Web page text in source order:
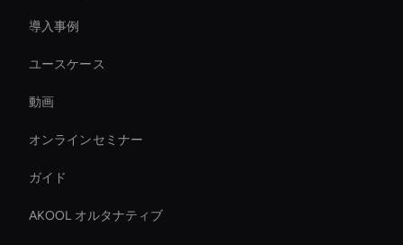
導入事例
ユースケース
動画
オンラインセミナー
ガイド
AKOOL オルタナティブ